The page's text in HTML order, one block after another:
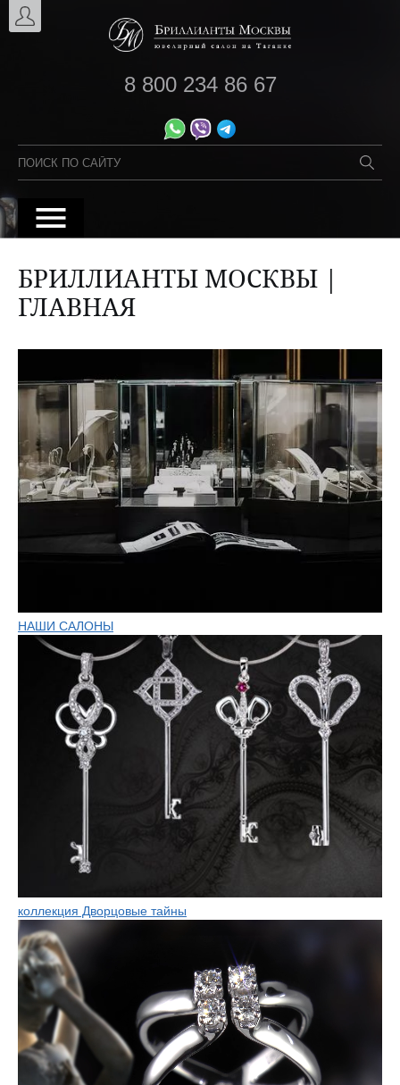
8 800 234 86 67
БРИЛЛИАНТЫ МОСКВЫ |
ГЛАВНАЯ
НАШИ САЛОНЫ
коллекция Дворцовые тайны